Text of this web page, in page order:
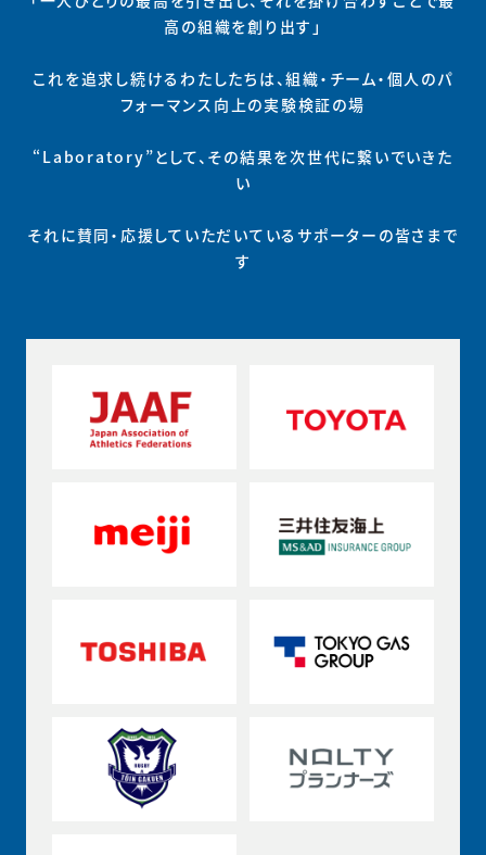
高の組織を創り出す」
これを追求し続けるわたしたちは、組織・チーム・個人のパ
フォーマンス向上の実験検証の場
“Laboratory”として、その結果を次世代に繋いでいきた
い
それに賛同・応援していただいているサポーターの皆さまで
す